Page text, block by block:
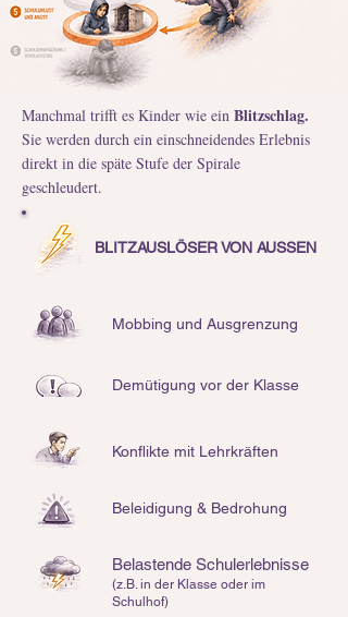
Manchmal trifft es Kinder wie ein Blitzschlag.
Sie werden durch ein einschneidendes Erlebnis
direkt in die späte Stufe der Spirale
geschleudert.
BLITZAUSLÖSER VON AUSSEN
Mobbing und Ausgrenzung
Demütigung vor der Klasse
Konflikte mit Lehrkräften
Beleidigung & Bedrohung
Belastende Schulerlebnisse
(z.B. in der Klasse oder im
Schulhof)